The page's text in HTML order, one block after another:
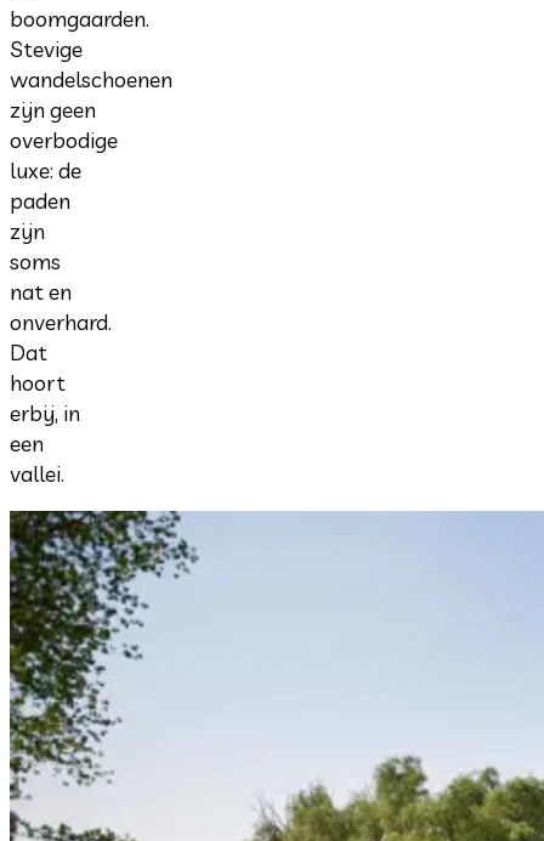
boomgaarden.
Stevige
wandelschoenen
zijn geen
overbodige
luxe: de
paden
zijn
soms
nat en
onverhard.
Dat
hoort
erbij, in
een
vallei.